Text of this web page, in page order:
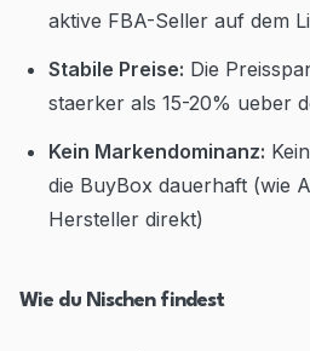
aktive FBA-Seller auf dem
Stabile Preise: Die
staerker als 15-20% ueber
Kein Markendominanz:
die BuyBox dauerhaft (wie
Hersteller direkt)
Wie du Nischen findest